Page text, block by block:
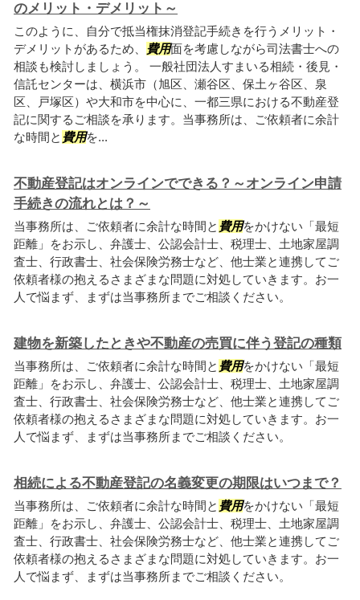
のメリット・デメリット～
このように、自分で抵当権抹消登記手続きを行うメリット・
デメリットがあるため、 費用面を考慮しながら司法書士への
相談も検討しましょう。 一般社団法人すまいる相続・後見・
信託センターは、横浜市（旭区、瀬谷区、保土ヶ谷区、泉
区、戸塚区）や大和市を中心に、一都三県における不動産登
記に関するご相談を承ります。当事務所は、ご依頼者に余計
な時間と 費用を...
不動産登記はオンラインでできる？～オンライン申請
手続きの流れとは？～
当事務所は、ご依頼者に余計な時間と 費用をかけない「最短
距離」をお示し、弁護士、公認会計士、税理士、土地家屋調
査士、行政書士、社会保険労務士など、他士業と連携してご
依頼者様の抱えるさまざまな問題に対処していきます。お一
人で悩まず、まずは当事務所までご相談ください。
建物を新築したときや不動産の売買に伴う登記の種類
当事務所は、ご依頼者に余計な時間と 費用をかけない「最短
距離」をお示し、弁護士、公認会計士、税理士、土地家屋調
査士、行政書士、社会保険労務士など、他士業と連携してご
依頼者様の抱えるさまざまな問題に対処していきます。お一
人で悩まず、まずは当事務所までご相談ください。
相続による不動産登記の名義変更の期限はいつまで？
当事務所は、ご依頼者に余計な時間と 費用をかけない「最短
距離」をお示し、弁護士、公認会計士、税理士、土地家屋調
査士、行政書士、社会保険労務士など、他士業と連携してご
依頼者様の抱えるさまざまな問題に対処していきます。お一
人で悩まず、まずは当事務所までご相談ください。